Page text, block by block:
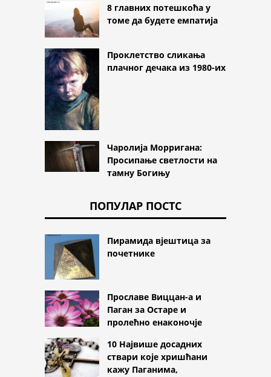
8 главних потешкоћа у
томе да будете емпатија
Проклетство сликања
плачног дечака из 1980-их
Чаролија Морригана:
Просипање светлости на
тамну Богињу
ПОПУЛАР ПОСТС
Пирамида вјештица за
почетнике
Прославе Виццан-а и
Паган за Остаре и
пролећно енаконочје
10 Највише досадних
ствари које хришћани
кажу Паганима,